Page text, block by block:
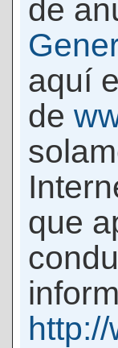
de
aquí
de
que